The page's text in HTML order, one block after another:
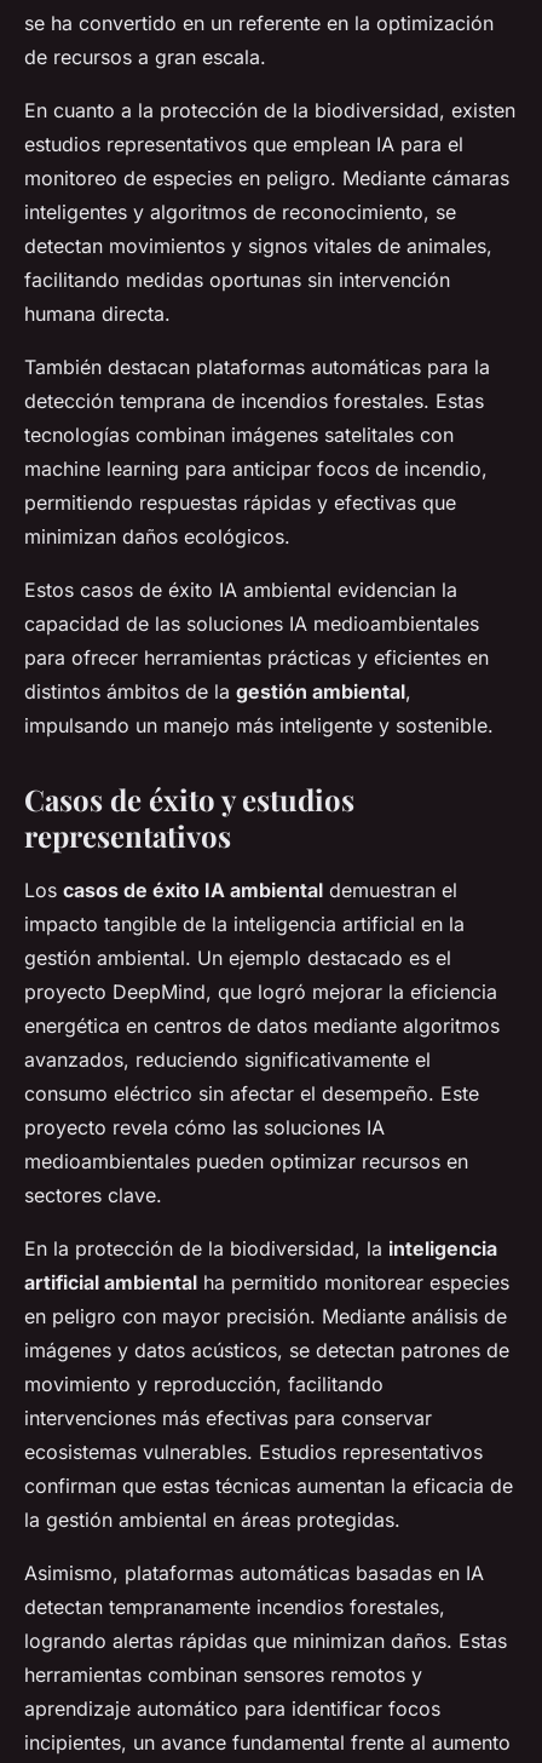
se ha convertido en un referente en la optimización
de recursos a gran escala.
En cuanto a la protección de la biodiversidad, existen
estudios representativos que emplean IA para el
monitoreo de especies en peligro. Mediante cámaras
inteligentes y algoritmos de reconocimiento, se
detectan movimientos y signos vitales de animales,
facilitando medidas oportunas sin intervención
humana directa.
También destacan plataformas automáticas para la
detección temprana de incendios forestales. Estas
tecnologías combinan imágenes satelitales con
machine learning para anticipar focos de incendio,
permitiendo respuestas rápidas y efectivas que
minimizan daños ecológicos.
Estos casos de éxito IA ambiental evidencian la
capacidad de las soluciones IA medioambientales
para ofrecer herramientas prácticas y eficientes en
distintos ámbitos de la gestión ambiental,
impulsando un manejo más inteligente y sostenible.
Casos de éxito y estudios
representativos
Los casos de éxito IA ambiental demuestran el
impacto tangible de la inteligencia artificial en la
gestión ambiental. Un ejemplo destacado es el
proyecto DeepMind, que logró mejorar la eficiencia
energética en centros de datos mediante algoritmos
avanzados, reduciendo significativamente el
consumo eléctrico sin afectar el desempeño. Este
proyecto revela cómo las soluciones IA
medioambientales pueden optimizar recursos en
sectores clave.
En la protección de la biodiversidad, la inteligencia
artificial ambiental ha permitido monitorear especies
en peligro con mayor precisión. Mediante análisis de
imágenes y datos acústicos, se detectan patrones de
movimiento y reproducción, facilitando
intervenciones más efectivas para conservar
ecosistemas vulnerables. Estudios representativos
confirman que estas técnicas aumentan la eficacia de
la gestión ambiental en áreas protegidas.
Asimismo, plataformas automáticas basadas en IA
detectan tempranamente incendios forestales,
logrando alertas rápidas que minimizan daños. Estas
herramientas combinan sensores remotos y
aprendizaje automático para identificar focos
incipientes, un avance fundamental frente al aumento